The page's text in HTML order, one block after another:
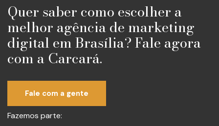
Quer saber como escolher a
melhor agência de marketing
digital em Brasília? Fale agora
com a Carcará.
Fale com a gente
Fazemos parte: